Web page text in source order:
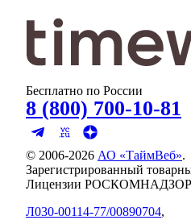
Бесплатно по России
8 (800) 700-10-81
© 2006-2026 АО «ТаймВеб».
Зарегистрированный
Лицензии РОСКОМНАДЗОР
Л030-00114-77/00890704,